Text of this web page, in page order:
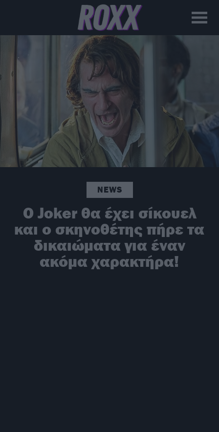
NEWS
O Joker θα έχει σίκουελ
και ο σκηνοθέτης πήρε τα
δικαιώματα για έναν
ακόμα χαρακτήρα!